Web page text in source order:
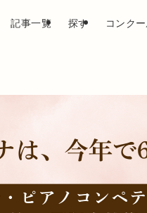
記事一覧 探す コンク